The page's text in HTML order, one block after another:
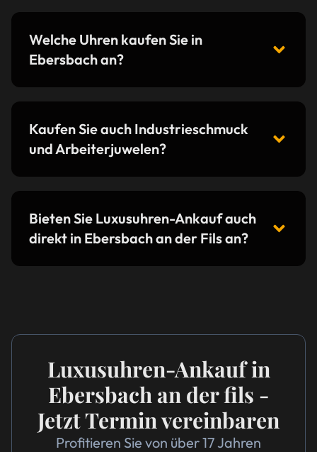
Welche Uhren kaufen Sie in
Ebersbach an?
Kaufen Sie auch Industrieschmuck
und Arbeiterjuwelen?
Bieten Sie Luxusuhren-Ankauf auch
direkt in Ebersbach an der Fils an?
Luxusuhren-Ankauf in
Ebersbach an der fils -
Jetzt Termin vereinbaren
Profitieren Sie von über 17 Jahren